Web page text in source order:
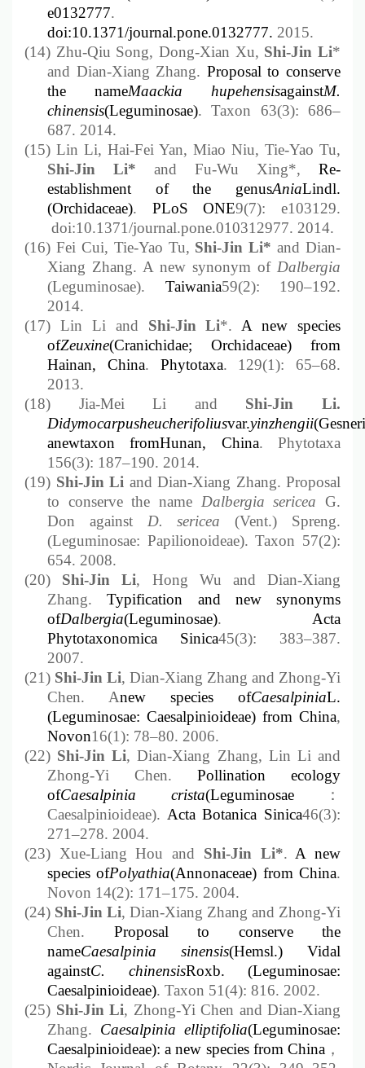
e0132777.
doi:10.1371/journal.pone.0132777. 2015.
(14) Zhu-Qiu Song, Dong-Xian Xu, Shi-Jin Li*
and Dian-Xiang Zhang. Proposal to conserve
the nameMaackia hupehensisagainstM.
chinensis(Leguminosae). Taxon 63(3): 686–
687. 2014.
(15) Lin Li, Hai-Fei Yan, Miao Niu, Tie-Yao Tu,
Shi-Jin
Li* and Fu-Wu Xing*, Re-
establishment of the genusAniaLindl.
(Orchidaceae). PLoS ONE9(7): e103129.
doi:10.1371/journal.pone.010312977. 2014.
(16) Fei Cui, Tie-Yao Tu, Shi-Jin Li*and Dian-
Xiang Zhang. A new synonym of Dalbergia
(Leguminosae). Taiwania59(2): 190–192.
2014.
(17) Lin Li and Shi-Jin Li*. A new species
ofZeuxine(Cranichidae; Orchidaceae) from
Hainan, China. Phytotaxa. 129(1): 65–68.
2013.
(18)
Jia-Mei Li and Shi-Jin Li.
Didymocarpusheucherifoliusvar.yinzhengii
anewtaxon fromHunan, China.Phytotaxa
156(3): 187–190. 2014.
(19) Shi-Jin Li and Dian-Xiang Zhang. Proposal
to conserve the name Dalbergia sericea G.
Don against D. sericea (Vent.) Spreng.
(Leguminosae: Papilionoideae). Taxon 57(2):
654. 2008.
(20)
Shi-Jin Li, Hong Wu and Dian-Xiang
Zhang.Typification and new synonyms
ofDalbergia(Leguminosae). Acta
Phytotaxonomica Sinica45(3): 383–387.
2007.
(21) Shi-Jin Li, Dian-Xiang Zhang and Zhong-Yi
Chen. Anew species ofCaesalpiniaL.
(Leguminosae: Caesalpinioideae) from China,
Novon16(1): 78–80. 2006.
(22) Shi-Jin Li, Dian-Xiang Zhang, Lin Li and
Zhong-Yi Chen. Pollination ecology
ofCaesalpinia crista(Leguminosae ：
Caesalpinioideae). Acta Botanica Sinica46(3):
271–278. 2004.
(23) Xue-Liang Hou and Shi-Jin Li*. A new
species ofPolyathia(Annonaceae) from China.
Novon 14(2): 171–175. 2004.
(24) Shi-Jin Li, Dian-Xiang Zhang and Zhong-Yi
Chen. Proposal to conserve the
nameCaesalpinia sinensis(Hemsl.) Vidal
againstC. chinensisRoxb. (Leguminosae:
Caesalpinioideae). Taxon 51(4): 816. 2002.
(25) Shi-Jin Li, Zhong-Yi Chen and Dian-Xiang
Zhang. Caesalpinia elliptifolia(Leguminosae:
Caesalpinioideae): a new species from China，